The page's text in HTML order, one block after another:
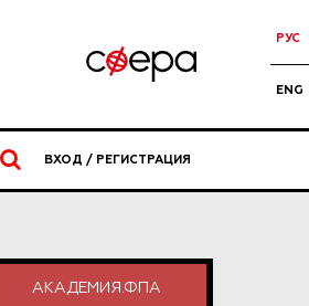
РУС
ENG
ВХОД / РЕГИСТРАЦИЯ
АКАДЕМИЯ.ФПА